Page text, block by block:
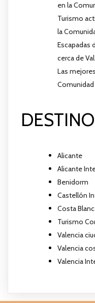
en la
Turismo
la
Escapadas
cerca de
Las
Alicante
Alicante
Benidorm
Castellón
Costa
Turismo
Valencia
Valencia
Valencia